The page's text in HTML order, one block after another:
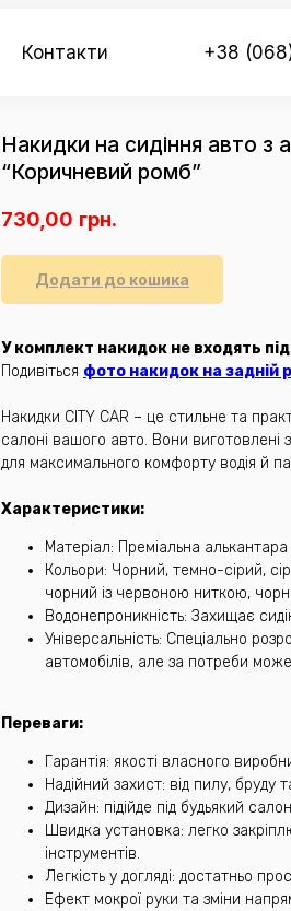
Контакти +38
Накидки на сидіння авто з
“Коричневий ромб”
730,00 грн.
Додати до кошика
У комплект накидок не входять
Подивіться фото накидок на задній
Накидки CITY CAR – це стильне та
салоні вашого авто. Вони виготовлені
для максимального комфорту водія й
Характеристики:
Матеріал: Преміальна
Кольори: Чорний, темно-сірий,
чорний із червоною ниткою,
Водонепроникність: Захищає
Універсальність: Спеціально
автомобілів, але за потреби
Переваги:
Гарантія: якості власного
Надійний захист: від пилу, бруду
Дизайн: підійде під будьякий
Швидка установка: легко
інструментів.
Легкість у догляді: достатньо
Ефект мокрої руки та зміни